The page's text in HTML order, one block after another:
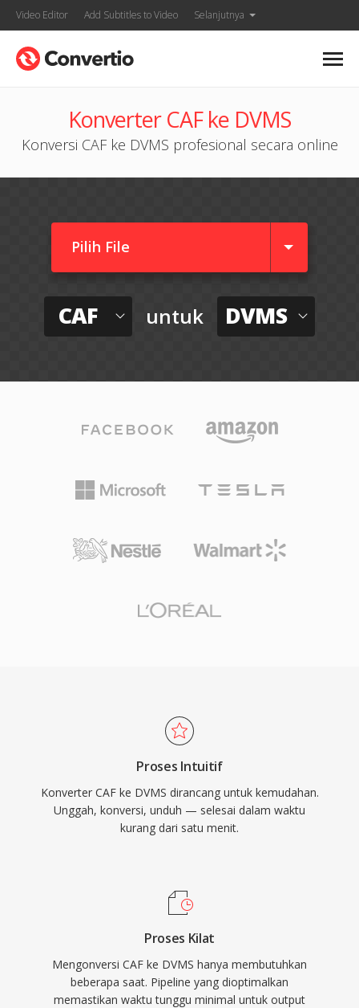
Video Editor Add Subtitles to Video Selanjutnya
Konverter CAF ke DVMS
Konversi CAF ke DVMS profesional secara online
Pilih File
CAF untuk DVMS
Proses Intuitif
Konverter CAF ke DVMS dirancang untuk kemudahan.
Unggah, konversi, unduh — selesai dalam waktu
kurang dari satu menit.
Proses Kilat
Mengonversi CAF ke DVMS hanya membutuhkan
beberapa saat. Pipeline yang dioptimalkan
memastikan waktu tunggu minimal untuk output